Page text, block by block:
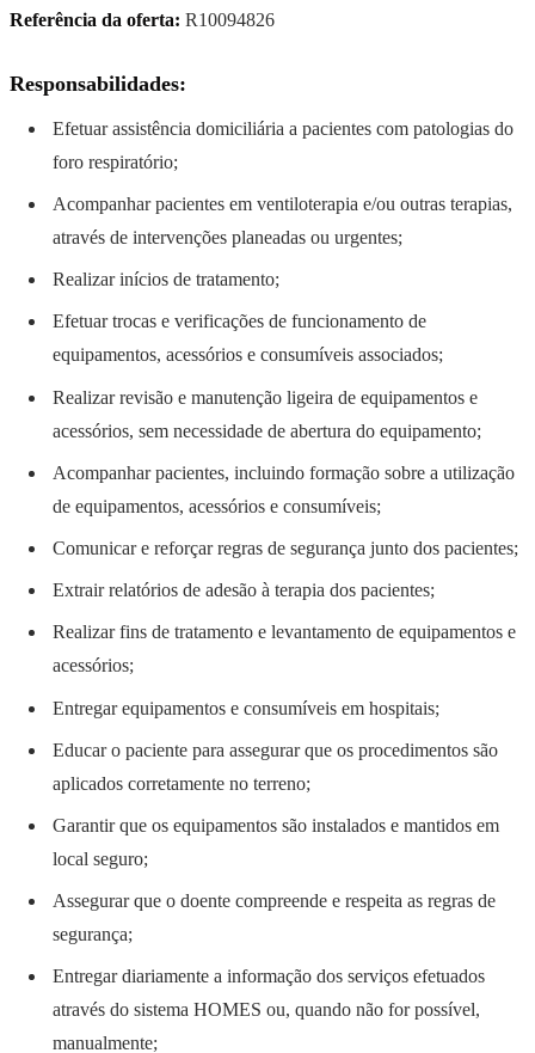
Referência da oferta: R10094826
Responsabilidades:
Efetuar assistência domiciliária a pacientes com patologias do
foro respiratório;
Acompanhar pacientes em ventiloterapia e/ou outras terapias,
através de intervenções planeadas ou urgentes;
Realizar inícios de tratamento;
Efetuar trocas e verificações de funcionamento de
equipamentos, acessórios e consumíveis associados;
Realizar revisão e manutenção ligeira de equipamentos e
acessórios, sem necessidade de abertura do equipamento;
Acompanhar pacientes, incluindo formação sobre a utilização
de equipamentos, acessórios e consumíveis;
Comunicar e reforçar regras de segurança junto dos pacientes;
Extrair relatórios de adesão à terapia dos pacientes;
Realizar fins de tratamento e levantamento de equipamentos e
acessórios;
Entregar equipamentos e consumíveis em hospitais;
Educar o paciente para assegurar que os procedimentos são
aplicados corretamente no terreno;
Garantir que os equipamentos são instalados e mantidos em
local seguro;
Assegurar que o doente compreende e respeita as regras de
segurança;
Entregar diariamente a informação dos serviços efetuados
através do sistema HOMES ou, quando não for possível,
manualmente;